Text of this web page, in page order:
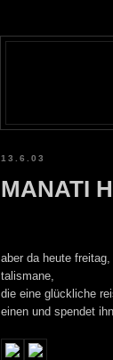
13.6.03
MANATI
aber da heute
talismane,
die eine glückliche
einen und spendet